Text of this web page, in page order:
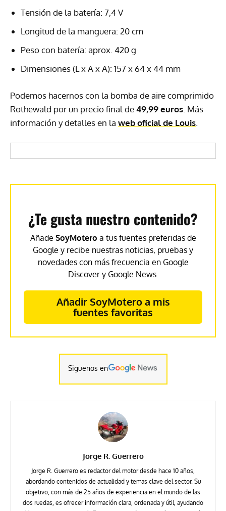
Tensión de la batería: 7,4 V
Longitud de la manguera: 20 cm
Peso con batería: aprox. 420 g
Dimensiones (L x A x A): 157 x 64 x 44 mm
Podemos hacernos con la bomba de aire comprimido
Rothewald por un precio final de49,99 euros . Más
información y detalles en la web oficial de Louis
¿Te gusta nuestro contenido?
Añade SoyMotero a tus fuentes preferidas de
Google y recibe nuestras noticias, pruebas y
novedades con más frecuencia en Google
Discover y Google News.
Añadir SoyMotero a mis
fuentes favoritas
Siguenos en
Jorge R. Guerrero
Jorge R. Guerrero es redactor del motor desde hace 10 años,
abordando contenidos de actualidad y temas clave del sector. Su
objetivo, con más de 25 años de experiencia en el mundo de las
dos ruedas, es ofrecer información clara, ordenada y útil, ayudando